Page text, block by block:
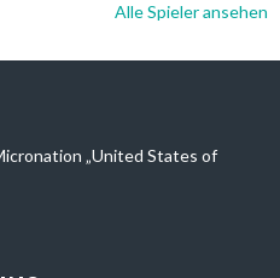
Alle Spieler ansehen
„United States of